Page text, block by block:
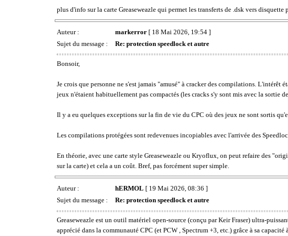
plus d'info sur la carte Greaseweazle qui permet les transferts de .dsk vers disquette
Auteur : markerror [ 18 Mai 2026, 19:54 ]
Sujet du message :
Re: protection speedlock et autre
Bonsoir,
Je crois que personne ne s'est jamais "amusé" à cracker des compilations.
jeux n'étaient habituellement pas compactés (les cracks s'y sont mis avec la sortie
Il y a eu quelques exceptions sur la fin de vie du CPC où des jeux ne sont sortis
Les compilations protégées sont redevenues incopiables avec l'arrivée des
En théorie, avec une carte style Greaseweazle ou Kryoflux, on peut refaire des
sur la carte) et cela a un coût. Bref, pas forcément super simple.
Auteur : hERMOL [ 19 Mai 2026, 08:36 ]
Sujet du message :
Re: protection speedlock et autre
Greaseweazle est un outil matériel open-source (conçu par Keir Fraser) ultra-
apprécié dans la communauté CPC (et PCW , Spectrum +3, etc.) grâce à sa